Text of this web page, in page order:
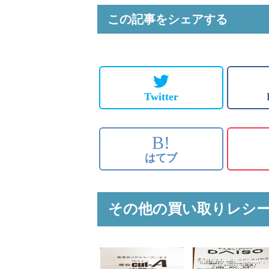
この記事をシェアする
Twitter
B!
はてブ
その他の買い取りレシ